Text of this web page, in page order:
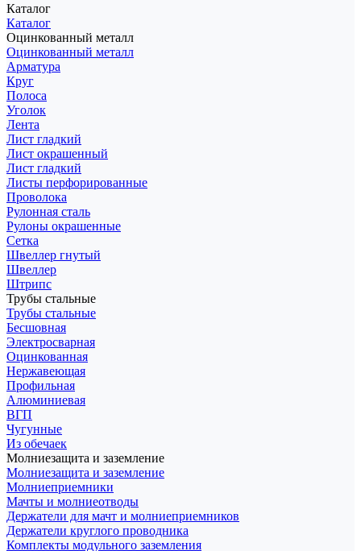
Каталог
Каталог
Оцинкованный металл
Оцинкованный металл
Арматура
Круг
Полоса
Уголок
Лента
Лист гладкий
Лист окрашенный
Лист гладкий
Листы перфорированные
Проволока
Рулонная сталь
Рулоны окрашенные
Сетка
Швеллер гнутый
Швеллер
Штрипс
Трубы стальные
Трубы стальные
Бесшовная
Электросварная
Оцинкованная
Нержавеющая
Профильная
Алюминиевая
ВГП
Чугунные
Из обечаек
Молниезащита и заземление
Молниезащита и заземление
Молниеприемники
Мачты и молниеотводы
Держатели для мачт и молниеприемников
Держатели круглого проводника
Комплекты модульного заземления